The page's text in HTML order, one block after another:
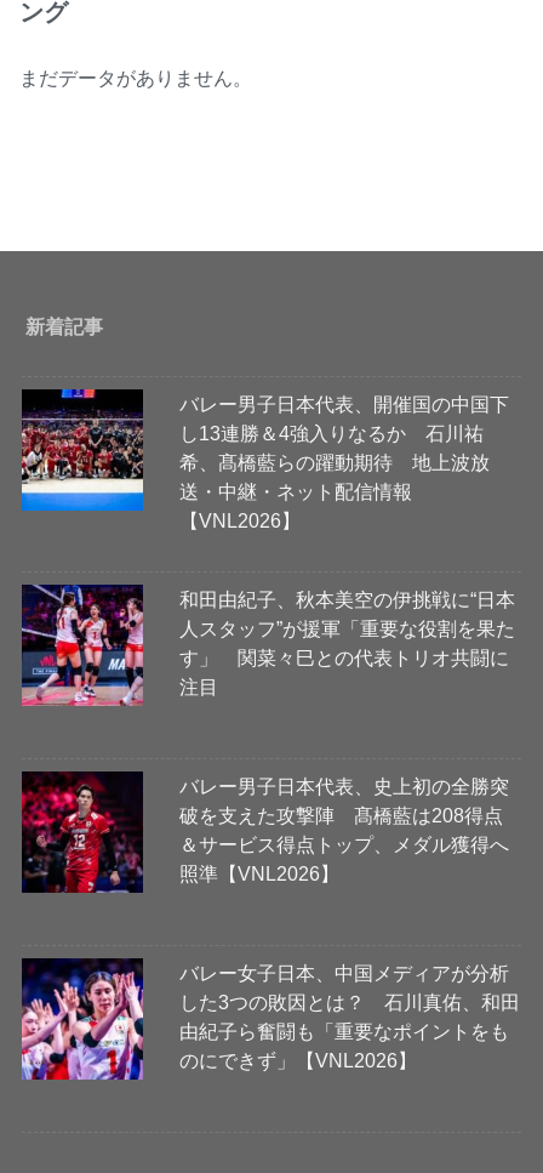
ング
まだデータがありません。
新着記事
バレー男子日本代表、開催国の中国下
し13連勝＆4強入りなるか 石川祐
希、髙橋藍らの躍動期待 地上波放
送・中継・ネット配信情報
【VNL2026】
和田由紀子、秋本美空の伊挑戦に“日本
人スタッフ”が援軍「重要な役割を果た
す」 関菜々巳との代表トリオ共闘に
注目
バレー男子日本代表、史上初の全勝突
破を支えた攻撃陣 髙橋藍は208得点
＆サービス得点トップ、メダル獲得へ
照準【VNL2026】
バレー女子日本、中国メディアが分析
した3つの敗因とは？ 石川真佑、和田
由紀子ら奮闘も「重要なポイントをも
のにできず」【VNL2026】